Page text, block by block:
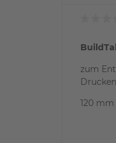
zum
Drucken
120